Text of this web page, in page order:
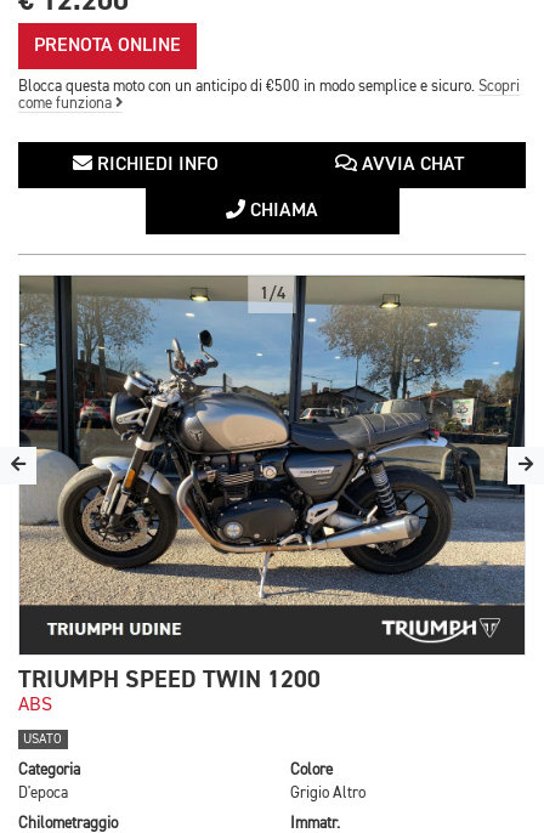
PRENOTA ONLINE
Blocca questa moto con un anticipo di €500 in modo semplice e sicuro. Scopri
come funziona
RICHIEDI INFO AVVIA CHAT
CHIAMA
1/4
TRIUMPH SPEED TWIN 1200
ABS
USATO
Categoria
D'epoca
Colore
Grigio Altro
Chilometraggio
Immatr.